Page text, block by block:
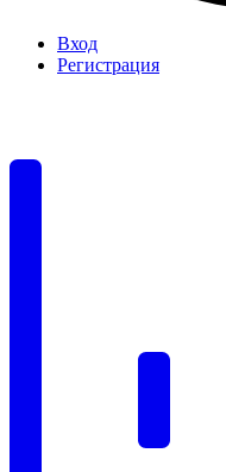
Вход
Регистрация